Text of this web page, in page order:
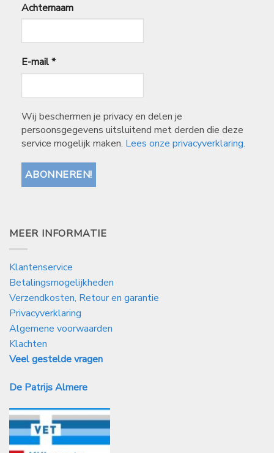
Achternaam
E-mail*
Wij beschermen je privacy en delen je
persoonsgegevens uitsluitend met derden die deze
service mogelijk maken. Lees onze privacyverklaring.
MEER INFORMATIE
Klantenservice
Betalingsmogelijkheden
Verzendkosten, Retour en garantie
Privacyverklaring
Algemene voorwaarden
Klachten
Veel gestelde vragen
De Patrijs Almere